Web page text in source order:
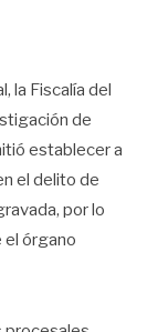
la Fiscalía del
de
establecer a
el delito de
por lo
órgano